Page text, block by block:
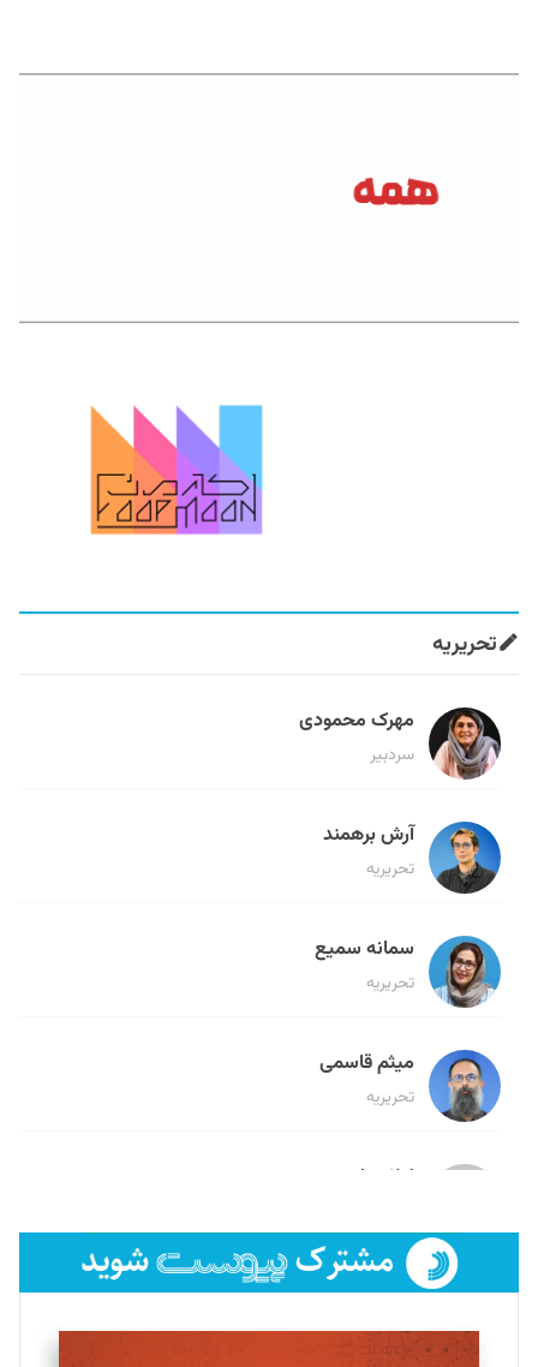
تحریریه
مهرک محمودی
سردبیر
آرش برهمند
تحریریه
سمانه سمیع
تحریریه
میثم قاسمی
تحریریه
لیلا حنارود
فائزه فتحی رستمی
تحریریه